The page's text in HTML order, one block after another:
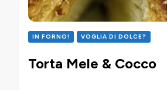
IN FORNO! VOGLIA DI DOLCE?
Torta Mele & Cocco